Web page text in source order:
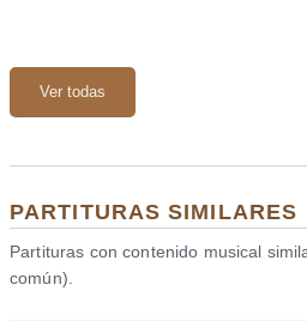
Ver todas
PARTITURAS SIMILARES
Partituras con contenido musical
común).